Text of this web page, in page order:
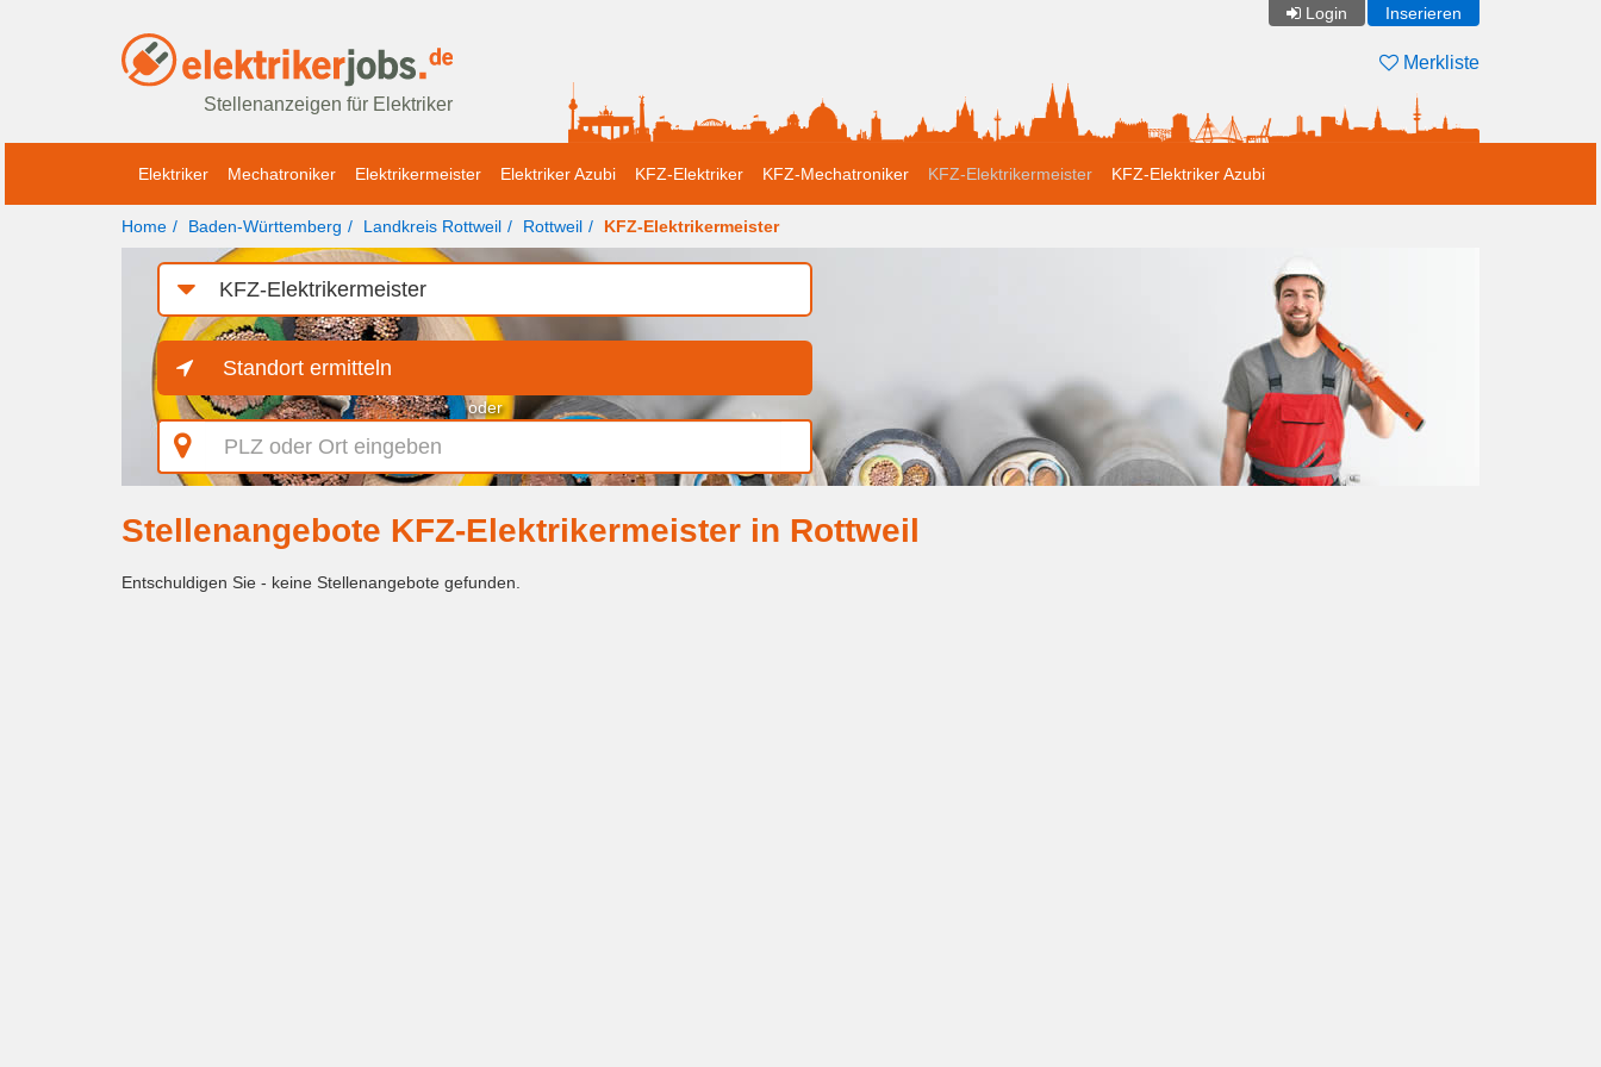
Login Inserieren
Stellenanzeigen für Elektriker
Merkliste
Elektriker Mechatroniker Elektrikermeister Elektriker Azubi KFZ-Elektriker KFZ-Mechatroniker KFZ-Elektrikermeister KFZ-Elektriker Azubi
Home Baden-Württemberg Landkreis Rottweil Rottweil KFZ-Elektrikermeister
Job-
Kategorie
Standort ermitteln
oder
PLZ
oder
Ort
Stellenangebote KFZ-Elektrikermeister in Rottweil
Entschuldigen Sie - keine Stellenangebote gefunden.